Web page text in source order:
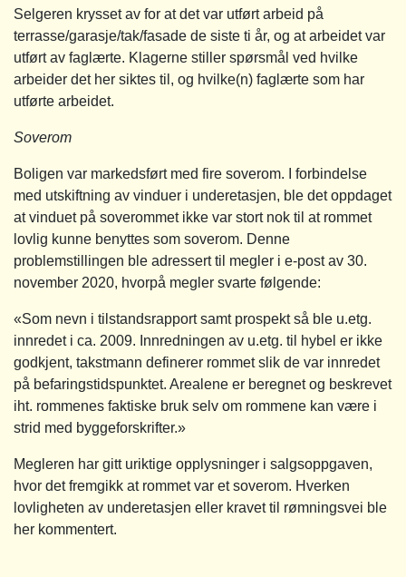
Selgeren krysset av for at det var utført arbeid på
terrasse/garasje/tak/fasade de siste ti år, og at arbeidet var
utført av faglærte. Klagerne stiller spørsmål ved hvilke
arbeider det her siktes til, og hvilke(n) faglærte som har
utførte arbeidet.
Soverom
Boligen var markedsført med fire soverom. I forbindelse
med utskiftning av vinduer i underetasjen, ble det oppdaget
at vinduet på soverommet ikke var stort nok til at rommet
lovlig kunne benyttes som soverom. Denne
problemstillingen ble adressert til megler i e-post av 30.
november 2020, hvorpå megler svarte følgende:
«Som nevn i tilstandsrapport samt prospekt så ble u.etg.
innredet i ca. 2009. Innredningen av u.etg. til hybel er ikke
godkjent, takstmann definerer rommet slik de var innredet
på befaringstidspunktet. Arealene er beregnet og beskrevet
iht. rommenes faktiske bruk selv om rommene kan være i
strid med byggeforskrifter.»
Megleren har gitt uriktige opplysninger i salgsoppgaven,
hvor det fremgikk at rommet var et soverom. Hverken
lovligheten av underetasjen eller kravet til rømningsvei ble
her kommentert.